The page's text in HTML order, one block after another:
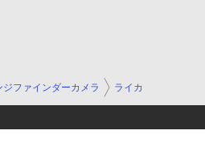
ジファインダーカメラ ライカ